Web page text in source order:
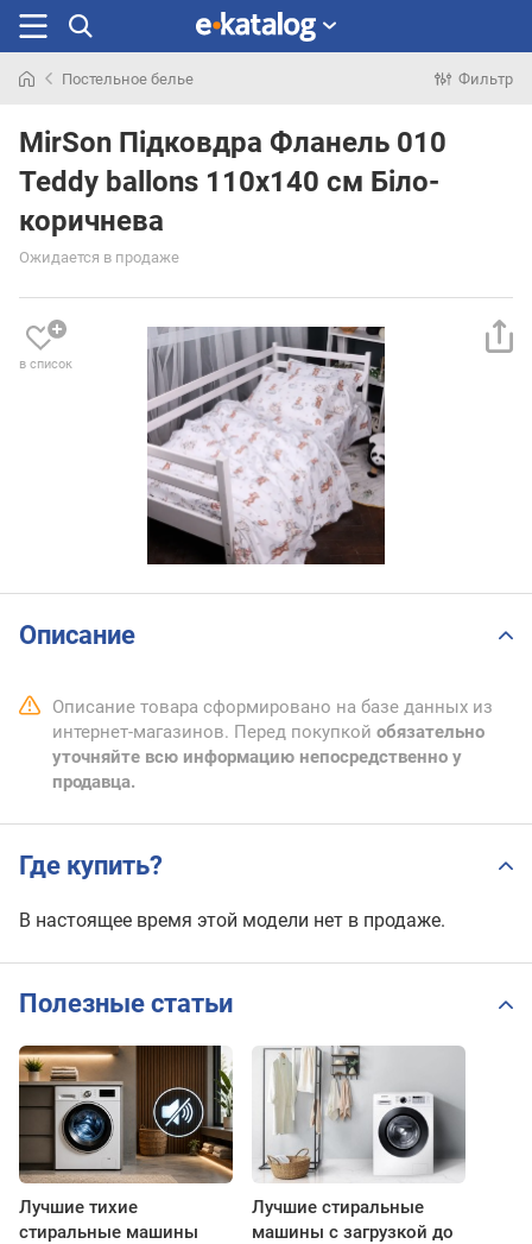
раньше
Постельное белье Фильтр
MirSon Підковдра Фланель 010
Teddy ballons 110х140 см Біло-
коричнева
Ожидается в продаже
в список
Описание
Описание товара сформировано на базе данных из
интернет-магазинов. Перед покупкой обязательно
уточняйте всю информацию непосредственно у
продавца.
Где купить?
В настоящее время этой модели нет в продаже.
Полезные статьи
Лучшие тихие
стиральные машины
Лучшие стиральные
машины с загрузкой до